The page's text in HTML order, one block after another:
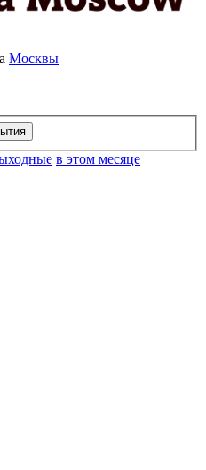
Москвы
в этом месяце